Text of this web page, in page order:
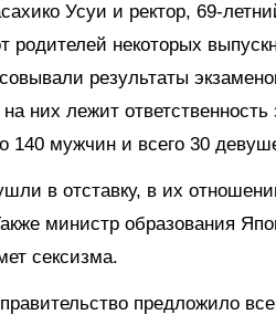
Усуи и ректор, 69-
родителей некоторых
результаты
них лежит
140 мужчин и всего 30
в отставку, в их
министр образования
сексизма.
предложило